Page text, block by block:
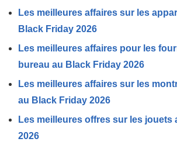
Les meilleures affaires sur les
Black Friday 2026
Les meilleures affaires pour les
bureau au Black Friday 2026
Les meilleures affaires sur les
au Black Friday 2026
Les meilleures offres sur les jouets
2026